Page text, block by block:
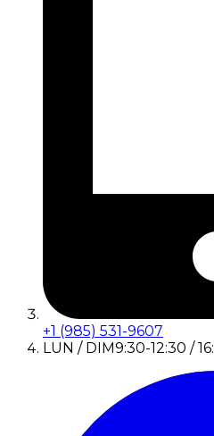
+1 (985) 531-9607
LUN / DIM9:30-12:30 /